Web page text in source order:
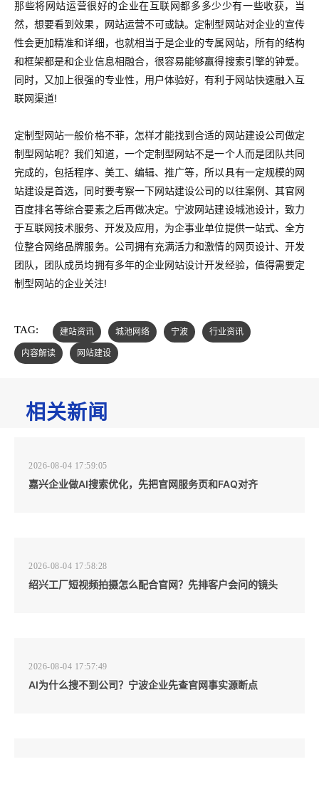
那些将网站运营很好的企业在互联网都多多少少有一些收获，当
然，想要看到效果，网站运营不可或缺。定制型网站对企业的宣传
性会更加精准和详细，也就相当于是企业的专属网站，所有的结构
和框架都是和企业信息相融合，很容易能够赢得搜索引擎的钟爱。
同时，又加上很强的专业性，用户体验好，有利于网站快速融入互
联网渠道!
定制型网站一般价格不菲，怎样才能找到合适的网站建设公司做定
制型网站呢？我们知道，一个定制型网站不是一个人而是团队共同
完成的，包括程序、美工、编辑、推广等，所以具有一定规模的网
站建设是首选，同时要考察一下网站建设公司的以往案例、其官网
百度排名等综合要素之后再做决定。宁波网站建设城池设计，致力
于互联网技术服务、开发及应用，为企事业单位提供一站式、全方
位整合网络品牌服务。公司拥有充满活力和激情的网页设计、开发
团队，团队成员均拥有多年的企业网站设计开发经验，值得需要定
制型网站的企业关注!
TAG: 建站资讯 城池网络 宁波
行业资讯
内容解读
网站建设
相关新闻
2026-08-04 17:59:05
嘉兴企业做AI搜索优化，先把官网服务页和FAQ对齐
2026-08-04 17:58:28
绍兴工厂短视频拍摄怎么配合官网？先排客户会问的镜头
2026-08-04 17:57:49
AI为什么搜不到公司？宁波企业先查官网事实源断点